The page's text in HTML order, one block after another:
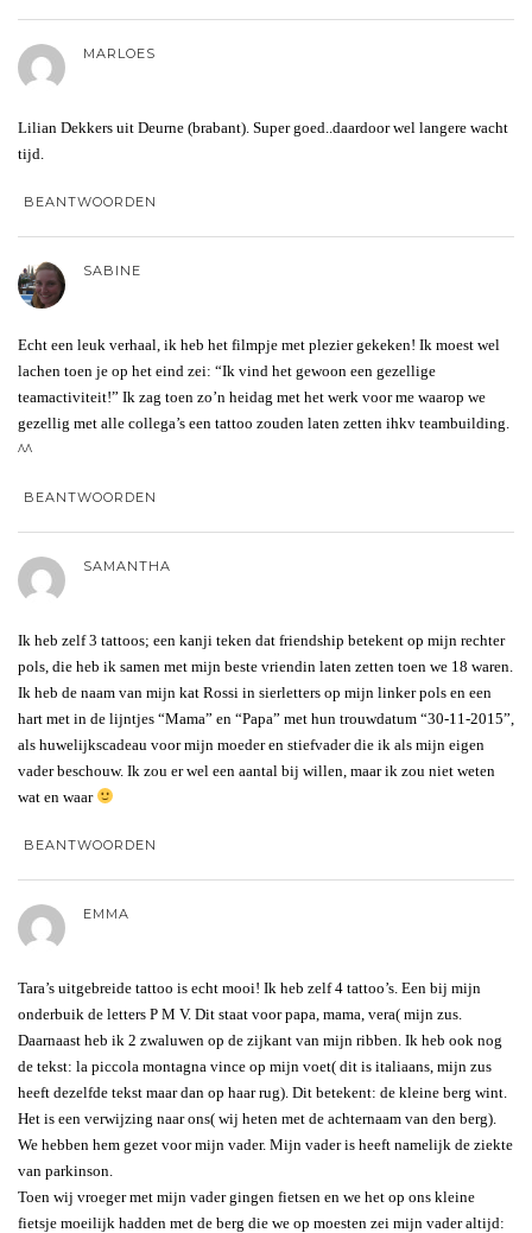
MARLOES
Lilian Dekkers uit Deurne (brabant). Super goed..daardoor wel langere wacht
tijd.
BEANTWOORDEN
SABINE
Echt een leuk verhaal, ik heb het filmpje met plezier gekeken! Ik moest wel
lachen toen je op het eind zei: “Ik vind het gewoon een gezellige
teamactiviteit!” Ik zag toen zo’n heidag met het werk voor me waarop we
gezellig met alle collega’s een tattoo zouden laten zetten ihkv teambuilding.
^^
BEANTWOORDEN
SAMANTHA
Ik heb zelf 3 tattoos; een kanji teken dat friendship betekent op mijn rechter
pols, die heb ik samen met mijn beste vriendin laten zetten toen we 18 waren.
Ik heb de naam van mijn kat Rossi in sierletters op mijn linker pols en een
hart met in de lijntjes “Mama” en “Papa” met hun trouwdatum “30-11-2015”,
als huwelijkscadeau voor mijn moeder en stiefvader die ik als mijn eigen
vader beschouw. Ik zou er wel een aantal bij willen, maar ik zou niet weten
wat en waar
BEANTWOORDEN
EMMA
Tara’s uitgebreide tattoo is echt mooi! Ik heb zelf 4 tattoo’s. Een bij mijn
onderbuik de letters P M V. Dit staat voor papa, mama, vera( mijn zus.
Daarnaast heb ik 2 zwaluwen op de zijkant van mijn ribben. Ik heb ook nog
de tekst: la piccola montagna vince op mijn voet( dit is italiaans, mijn zus
heeft dezelfde tekst maar dan op haar rug). Dit betekent: de kleine berg wint.
Het is een verwijzing naar ons( wij heten met de achternaam van den berg).
We hebben hem gezet voor mijn vader. Mijn vader is heeft namelijk de ziekte
van parkinson.
Toen wij vroeger met mijn vader gingen fietsen en we het op ons kleine
fietsje moeilijk hadden met de berg die we op moesten zei mijn vader altijd: